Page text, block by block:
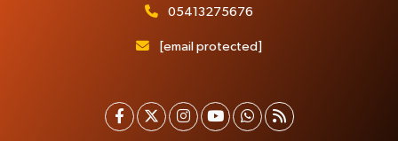
05413275676
[email protected]